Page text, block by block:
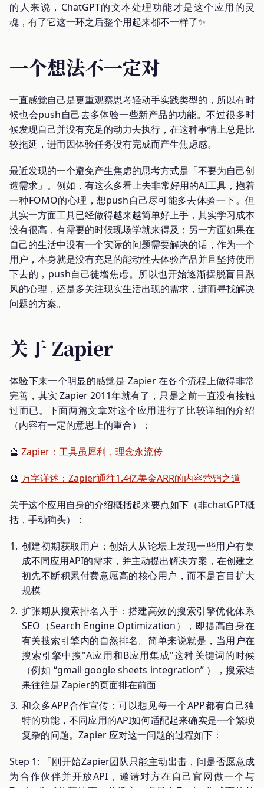
的人来说，ChatGPT的文本处理功能才是这个应用的灵
魂，有了它这一环之后整个用起来都不一样了✨
一个想法不一定对
一直感觉自己是更重观察思考轻动手实践类型的，所以有时
候也会push自己去多体验一些新产品的功能。不过很多时
候发现自己并没有充足的动力去执行，在这种事情上总是比
较拖延，进而因体验任务没有完成而产生焦虑感。
最近发现的一个避免产生焦虑的思考方式是「不要为自己创
造需求」。例如，有这么多看上去非常好用的AI工具，抱着
一种FOMO的心理，想push自己尽可能多去体验一下。但
其实一方面工具已经做得越来越简单好上手，其实学习成本
没有很高，有需要的时候现场学就来得及；另一方面如果在
自己的生活中没有一个实际的问题需要解决的话，作为一个
用户，本身就是没有充足的能动性去体验产品并且坚持使用
下去的，push自己徒增焦虑。所以也开始逐渐摆脱盲目跟
风的心理，还是多关注现实生活出现的需求，进而寻找解决
问题的方案。
关于 Zapier
体验下来一个明显的感觉是 Zapier 在各个流程上做得非常
完善，其实 Zapier 2011年就有了，只是之前一直没有接触
过而已。下面两篇文章对这个应用进行了比较详细的介绍
（内容有一定的意思上的重合）：
🔮 Zapier：工具虽犀利，理念永流传
🔮 万字详述：Zapier通往1.4亿美金ARR的内容营销之道
关于这个应用自身的介绍概括起来要点如下（非chatGPT概
括，手动狗头）：
创建初期获取用户：创始人从论坛上发现一些用户有集
成不同应用API的需求，并主动提出解决方案，在创建之
初先不断积累付费意愿高的核心用户，而不是盲目扩大
规模
扩张期从搜索排名入手：搭建高效的搜索引擎优化体系
SEO（Search Engine Optimization），即提高自身在
有关搜索引擎内的自然排名。简单来说就是，当用户在
搜索引擎中搜"A应用和B应用集成"这种关键词的时候
（例如 “gmail google sheets integration” ），搜索结
果往往是 Zapier的页面排在前面
和众多APP合作宣传：可以想见每一个APP都有自己独
特的功能，不同应用的API如何适配起来确实是一个繁琐
复杂的问题。Zapier 应对这一问题的过程如下：
Step 1: 「刚开始Zapier团队只能主动出击，问是否愿意成
为合作伙伴并开放API，邀请对方在自己官网做一个与